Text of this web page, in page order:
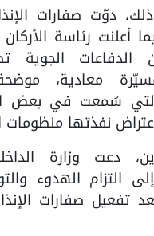
دوّت صفارات
أعلنت رئاسة
الدفاعات الجوية
معادية،
التي سُمعت في بعض
نفذتها منظومات
دعت وزارة
التزام الهدوء
تفعيل صفارات